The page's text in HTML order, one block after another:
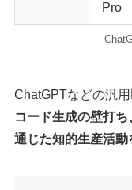
Pro
ChatGPTなどの汎用
コード生成の壁打
通じた知的生産活動